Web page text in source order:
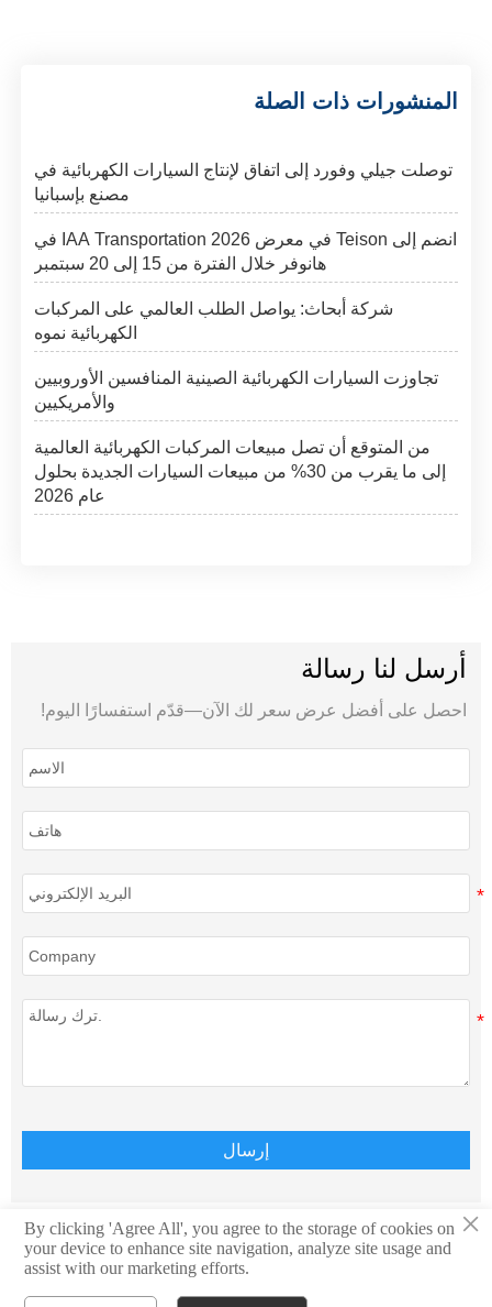
المنشورات ذات الصلة
توصلت جيلي وفورد إلى اتفاق لإنتاج السيارات الكهربائية في
مصنع بإسبانيا
انضم إلى Teison في معرض IAA Transportation 2026 في
هانوفر خلال الفترة من 15 إلى 20 سبتمبر
شركة أبحاث: يواصل الطلب العالمي على المركبات
الكهربائية نموه
تجاوزت السيارات الكهربائية الصينية المنافسين الأوروبيين
والأمريكيين
من المتوقع أن تصل مبيعات المركبات الكهربائية العالمية
إلى ما يقرب من 30% من مبيعات السيارات الجديدة بحلول
عام 2026
أرسل لنا رسالة
احصل على أفضل عرض سعر لك الآن—قدّم استفسارًا اليوم!
إرسال
حقوق الطبع والنشر © Teison Energy Technology Co.,Ltd.
×
By clicking 'Agree All', you agree to the storage of cookies on
your device to enhance site navigation, analyze site usage and
assist with our marketing efforts.